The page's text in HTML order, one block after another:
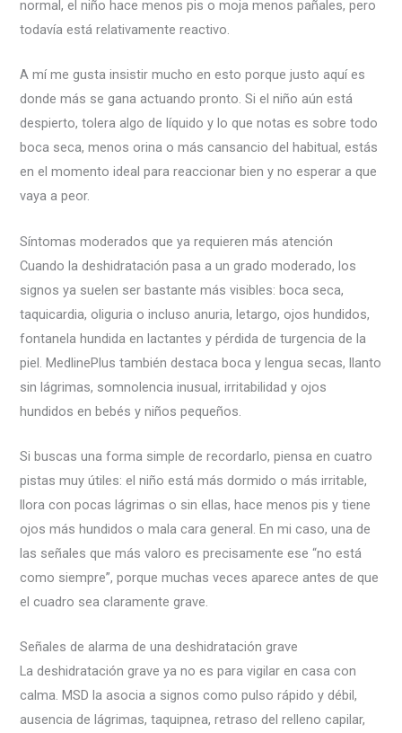
normal, el niño hace menos pis o moja menos pañales, pero
todavía está relativamente reactivo.
A mí me gusta insistir mucho en esto porque justo aquí es
donde más se gana actuando pronto. Si el niño aún está
despierto, tolera algo de líquido y lo que notas es sobre todo
boca seca, menos orina o más cansancio del habitual, estás
en el momento ideal para reaccionar bien y no esperar a que
vaya a peor.
Síntomas moderados que ya requieren más atención
Cuando la deshidratación pasa a un grado moderado, los
signos ya suelen ser bastante más visibles: boca seca,
taquicardia, oliguria o incluso anuria, letargo, ojos hundidos,
fontanela hundida en lactantes y pérdida de turgencia de la
piel. MedlinePlus también destaca boca y lengua secas, llanto
sin lágrimas, somnolencia inusual, irritabilidad y ojos
hundidos en bebés y niños pequeños.
Si buscas una forma simple de recordarlo, piensa en cuatro
pistas muy útiles: el niño está más dormido o más irritable,
llora con pocas lágrimas o sin ellas, hace menos pis y tiene
ojos más hundidos o mala cara general. En mi caso, una de
las señales que más valoro es precisamente ese “no está
como siempre”, porque muchas veces aparece antes de que
el cuadro sea claramente grave.
Señales de alarma de una deshidratación grave
La deshidratación grave ya no es para vigilar en casa con
calma. MSD la asocia a signos como pulso rápido y débil,
ausencia de lágrimas, taquipnea, retraso del relleno capilar,